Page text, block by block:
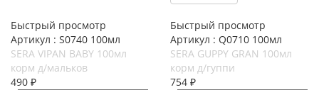
Быстрый просмотр
Артикул : S0740 100мл
SERA VIPAN BABY 100мл
корм д/мальков
490 ₽
Быстрый просмотр
Артикул : Q0710 100мл
SERA GUPPY GRAN 100мл
корм д/гуппи
754 ₽